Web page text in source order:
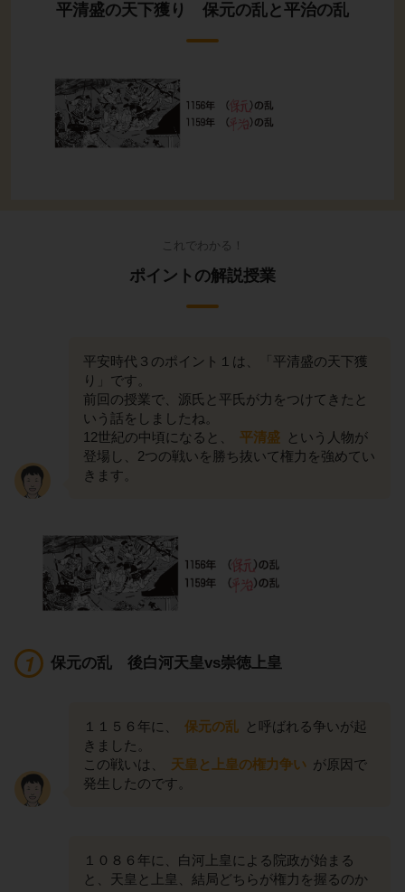
平清盛の天下獲り 保元の乱と平治の乱
これでわかる！
ポイントの解説授業
平安時代３のポイント１は、「平清盛の天下獲
り」です。
前回の授業で、源氏と平氏が力をつけてきたと
いう話をしましたね。
12世紀の中頃になると、
平清盛 という人物が
登場し、2つの戦いを勝ち抜いて権力を強めてい
きます。
保元の乱 後白河天皇vs崇徳上皇
１１５６年に、 保元の乱 と呼ばれる争いが起
きました。
この戦いは、
天皇と上皇の権力争い が原因で
発生したのです。
１０８６年に、白河上皇による院政が始まる
と、天皇と上皇、結局どちらが権力を握るのか